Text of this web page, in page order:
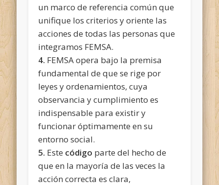
un marco de referencia común que
unifique los criterios y oriente las
acciones de todas las personas que
integramos FEMSA.
4. FEMSA opera bajo la premisa
fundamental de que se rige por
leyes y ordenamientos, cuya
observancia y cumplimiento es
indispensable para existir y
funcionar óptimamente en su
entorno social.
5. Este código parte del hecho de
que en la mayoría de las veces la
acción correcta es clara,